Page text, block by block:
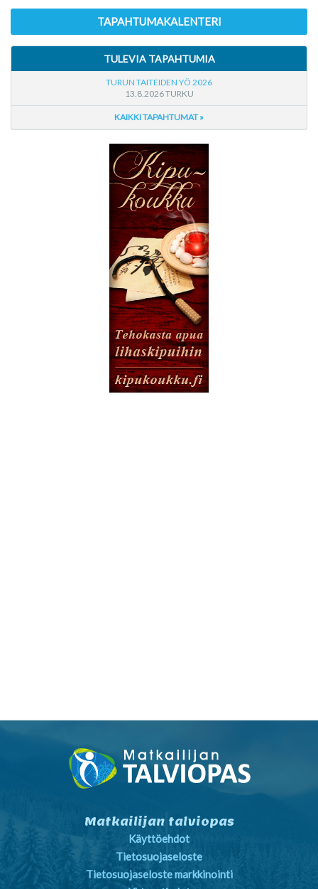
TAPAHTUMAKALENTERI
TULEVIA TAPAHTUMIA
TURUN TAITEIDEN YÖ 2026
13.8.2026 TURKU
KAIKKI TAPAHTUMAT »
Matkailijan talviopas
Käyttöehdot
Tietosuojaseloste
Tietosuojaseloste markkinointi